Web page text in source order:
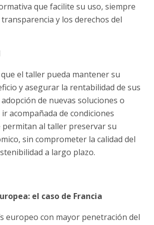
que facilite su uso, siempre
y los derechos del
el taller pueda mantener su
y asegurar la rentabilidad de sus
de nuevas soluciones o
acompañada de condiciones
permitan al taller preservar su
sin comprometer la calidad del
a largo plazo.
el caso de Francia
europeo con mayor penetración del